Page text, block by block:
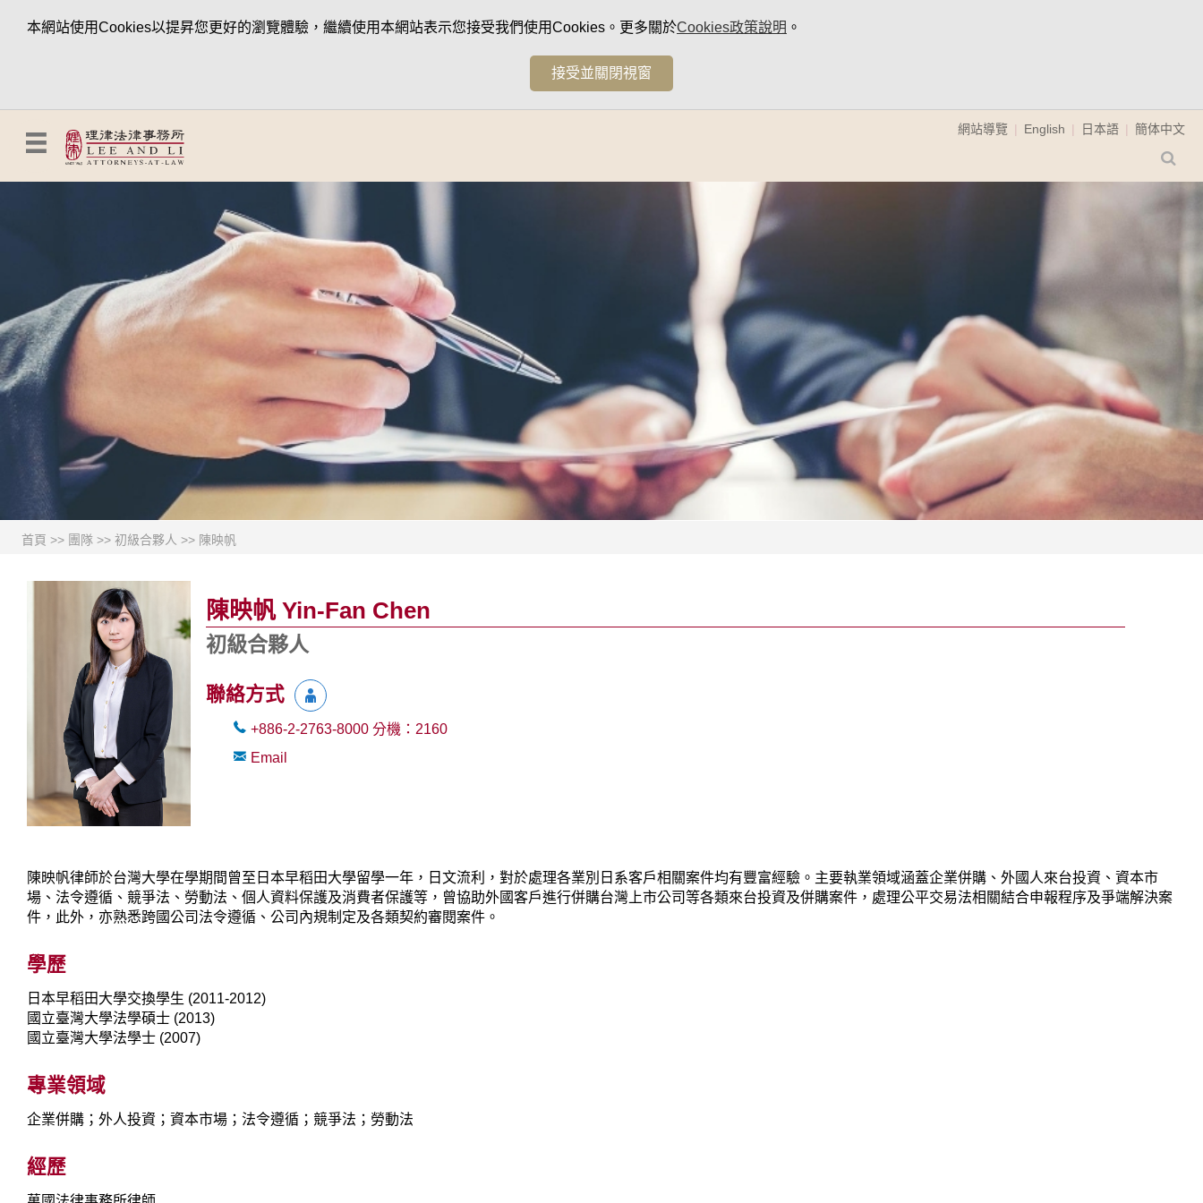
本網站使用Cookies以提昇您更好的瀏覽體驗，繼續使用本網站表示您接受我們使用Cookies。更多關於Cookies政策說明 。
接受並關閉視窗
網站導覽 English 日本語 簡体中文
首頁 >> 團隊 >> 初級合夥人 >> 陳映帆
陳映帆 Yin-Fan Chen
初級合夥人
聯絡方式
+886-2-2763-8000 分機： 2160
Email
陳映帆律師於台灣大學在學期間曾至日本早稻田大學留學一年，日文流利，對於處理各業別日系客戶相關案件均有豐富經驗。主要執業領域涵蓋企業併購、外國人來台投資、資本市
場、法令遵循、競爭法、勞動法、個人資料保護及消費者保護等，曾協助外國客戶進行併購台灣上市公司等各類來台投資及併購案件，處理公平交易法相關結合申報程序及爭端解決案
件，此外，亦熟悉跨國公司法令遵循、公司內規制定及各類契約審閱案件。
學歷
日本早稻田大學交換學生 (2011-2012)
國立臺灣大學法學碩士 (2013)
國立臺灣大學法學士 (2007)
專業領域
企業併購；外人投資；資本市場；法令遵循；競爭法；勞動法
經歷